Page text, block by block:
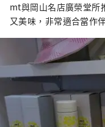
mt與岡山名店廣榮堂所
又美味，非常適合當作